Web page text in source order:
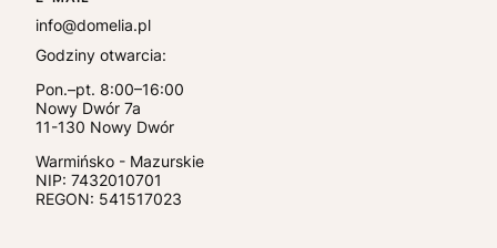
info@domelia.pl
Godziny otwarcia:
Pon.–pt. 8:00–16:00
Nowy Dwór 7a
11-130 Nowy Dwór
Warmińsko - Mazurskie
NIP: 7432010701
REGON: 541517023